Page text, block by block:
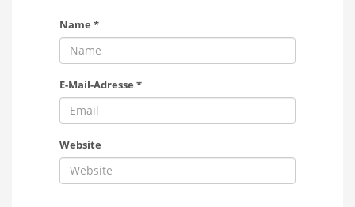
Name *
E-Mail-Adresse *
Website